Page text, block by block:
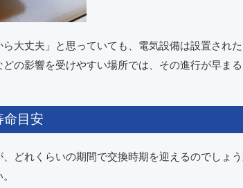
ら大丈夫」と思っていても、電気設備は設置され
の影響を受けやすい場所では、その進行が早まる
命目安
どれくらいの期間で交換時期を迎えるのでしょ